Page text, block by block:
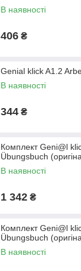
В наявності
406 ₴
Genial klick A1.2
В наявності
344 ₴
Комплект Geni@l
Übungsbuch
В наявності
1 342 ₴
Комплект Geni@l
Übungsbuch
В наявності